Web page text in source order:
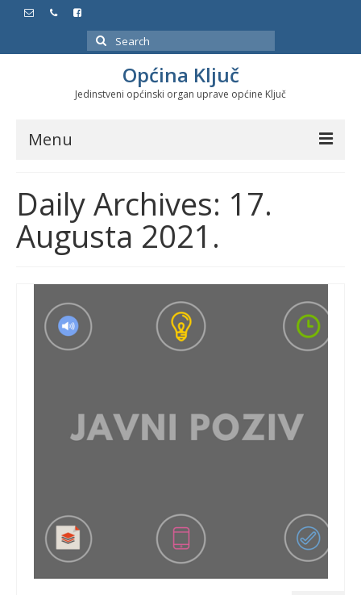
Search
for:
Općina Ključ
Jedinstveni općinski organ uprave općine Ključ
Menu
Službeni glasnici
Javne nabavke
Značajni datumi i manifestacije
Program energetske efikasnosti u stambenom
sektoru
Daily Archives: 17.
Augusta 2021.